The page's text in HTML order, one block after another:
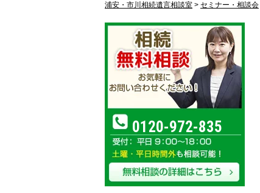
浦安・市川相続遺言相談室 > セミナー・相談会
0120-972-835